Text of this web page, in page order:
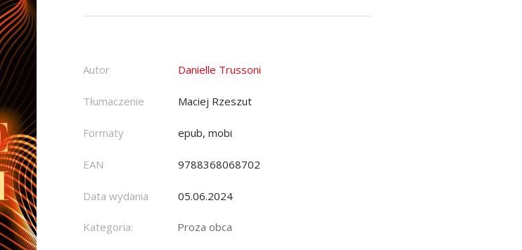
Autor Danielle Trussoni
Tłumaczenie Maciej Rzeszut
Formaty epub, mobi
EAN 9788368068702
Data wydania 05.06.2024
Kategoria: Proza obca